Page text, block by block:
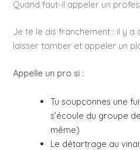
Quand faut-il appeler un
Je te le dis franchement : il y a
laisser tomber et appeler un
Appelle un pro si :
Tu soupçonnes une
s’écoule du groupe
même)
Le détartrage au